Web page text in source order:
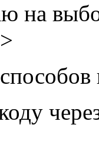
на